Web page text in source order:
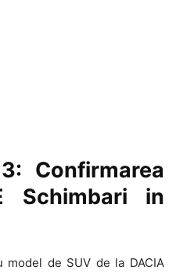
Confirmarea
Schimbari in
model de SUV de la DACIA